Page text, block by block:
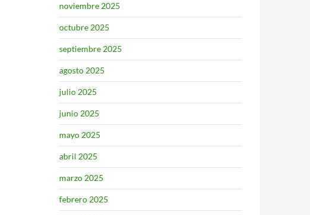
noviembre 2025
octubre 2025
septiembre 2025
agosto 2025
julio 2025
junio 2025
mayo 2025
abril 2025
marzo 2025
febrero 2025